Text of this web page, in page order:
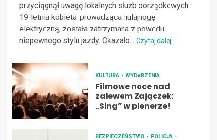
przyciągnął uwagę lokalnych służb porządkowych.
19-letnia kobieta, prowadząca hulajnogę
elektryczną, została zatrzymana z powodu
niepewnego stylu jazdy. Okazało... Czytaj dalej
KULTURA WYDARZENIA
Filmowe noce nad
zalewem Zajączek:
„Sing” w plenerze!
BEZPIECZEŃSTWO
POLICJA